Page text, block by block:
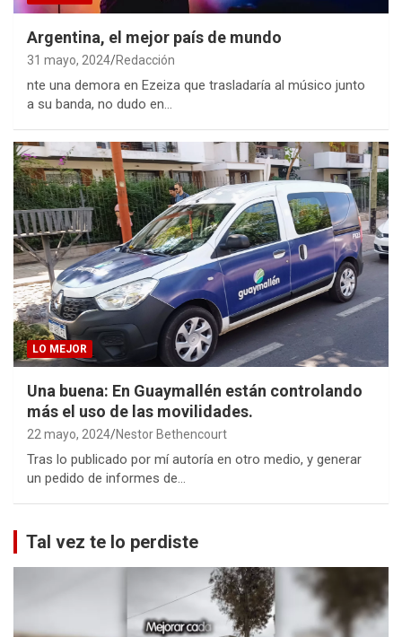
Argentina, el mejor país de mundo
31 mayo, 2024 Redacción
nte una demora en Ezeiza que trasladaría al músico junto
a su banda, no dudo en…
LO MEJOR
Una buena: En Guaymallén están controlando
más el uso de las movilidades.
22 mayo, 2024 Nestor Bethencourt
Tras lo publicado por mí autoría en otro medio, y generar
un pedido de informes de…
Tal vez te lo perdiste